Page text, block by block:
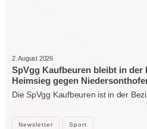
Newsletter Sport
2. August 2026
SpVgg Kaufbeuren bleibt in der
Heimsieg gegen
Die SpVgg Kaufbeuren ist in der